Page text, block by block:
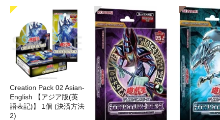
Creation Pack 02 Asian-
English 【アジア版(英
語表記)】 1個 (決済方法
2)